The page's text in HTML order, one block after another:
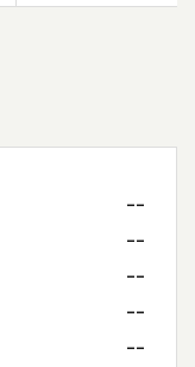
--
--
--
--
--